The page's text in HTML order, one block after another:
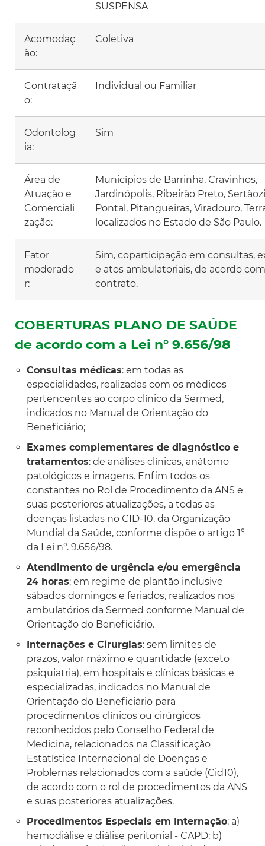
SUSPENSA
Acomodaç
ão:
Coletiva
Contrataçã
o:
Individual ou Familiar
Odontolog
ia:
Sim
Área de
Atuação e
Comerciali
zação:
Municípios de Barrinha, Cravinhos,
Jardinópolis, Ribeirão Preto,
Pontal, Pitangueiras, Viradouro,
localizados no Estado de São Paulo.
Fator
moderado
r:
Sim, coparticipação em consultas,
e atos ambulatoriais, de acordo
contrato.
COBERTURAS PLANO DE SAÚDE
de acordo com a Lei n° 9.656/98
Consultas médicas: em todas as
especialidades, realizadas com os médicos
pertencentes ao corpo clínico da Sermed,
indicados no Manual de Orientação do
Beneficiário;
Exames complementares de diagnóstico e
tratamentos: de análises clínicas, anátomo
patológicos e imagens. Enfim todos os
constantes no Rol de Procedimento da ANS e
suas posteriores atualizações, a todas as
doenças listadas no CID-10, da Organização
Mundial da Saúde, conforme dispõe o artigo 1°
da Lei n°. 9.656/98.
Atendimento de urgência e/ou emergência
24 horas: em regime de plantão inclusive
sábados domingos e feriados, realizados nos
ambulatórios da Sermed conforme Manual de
Orientação do Beneficiário.
Internações e Cirurgias: sem limites de
prazos, valor máximo e quantidade (exceto
psiquiatria), em hospitais e clínicas básicas e
especializadas, indicados no Manual de
Orientação do Beneficiário para
procedimentos clínicos ou cirúrgicos
reconhecidos pelo Conselho Federal de
Medicina, relacionados na Classificação
Estatística Internacional de Doenças e
Problemas relacionados com a saúde (Cid10),
de acordo com o rol de procedimentos da ANS
e suas posteriores atualizações.
Procedimentos Especiais em Internação: a)
hemodiálise e diálise peritonial - CAPD; b)